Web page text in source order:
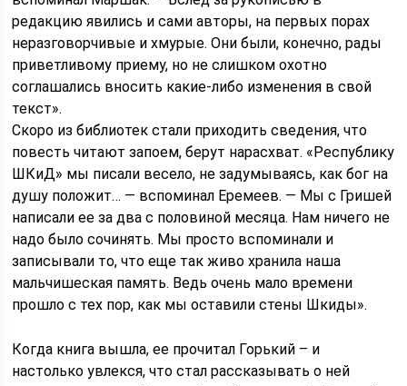
редакцию явились и сами авторы, на первых порах
неразговорчивые и хмурые. Они были, конечно, рады
приветливому приему, но не слишком охотно
соглашались вносить какие-либо изменения в свой
текст».
Скоро из библиотек стали приходить сведения, что
повесть читают запоем, берут нарасхват. «Республику
ШКиД» мы писали весело, не задумываясь, как бог на
душу положит… — вспоминал Еремеев. — Мы с Гришей
написали ее за два с половиной месяца. Нам ничего не
надо было сочинять. Мы просто вспоминали и
записывали то, что еще так живо хранила наша
мальчишеская память. Ведь очень мало времени
прошло с тех пор, как мы оставили стены Шкиды».
Когда книга вышла, ее прочитал Горький – и
настолько увлекся, что стал рассказывать о ней